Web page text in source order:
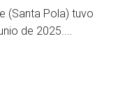
(Santa Pola) tuvo
de 2025....